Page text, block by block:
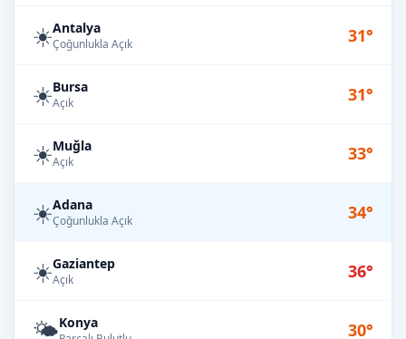
☀️Antalya
Çoğunlukla Açık 31°
☀️Bursa
Açık 31°
☀️Muğla
Açık 33°
☀️Adana
Çoğunlukla Açık 34°
☀️Gaziantep
Açık 36°
🌤️Konya 30°